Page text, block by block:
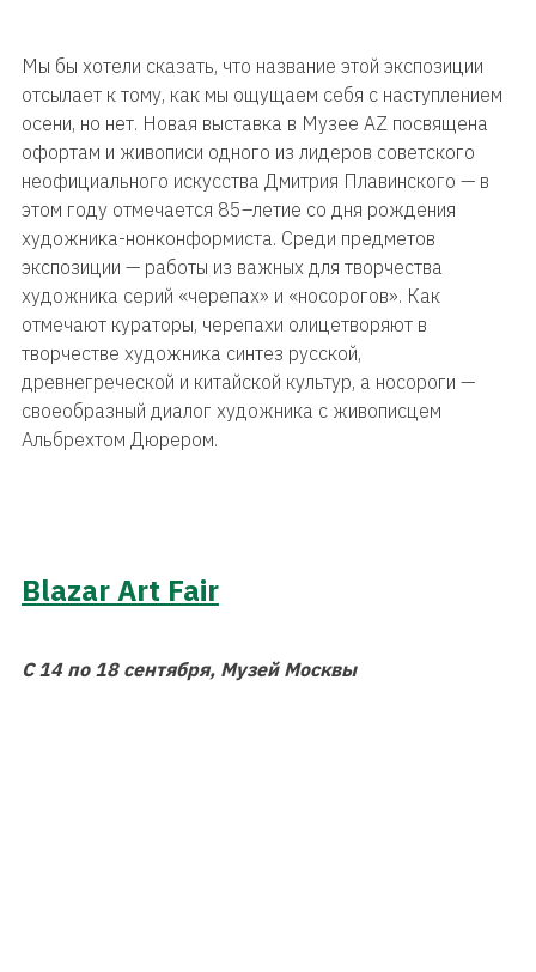
Мы бы хотели сказать, что название этой экспозиции
отсылает к тому, как мы ощущаем себя с наступлением
осени, но нет. Новая выставка в Музее AZ посвящена
офортам и живописи одного из лидеров советского
неофициального искусства Дмитрия Плавинского — в
этом году отмечается 85–летие со дня рождения
художника-нонконформиста. Среди предметов
экспозиции — работы из важных для творчества
художника серий «черепах» и «носорогов». Как
отмечают кураторы, черепахи олицетворяют в
творчестве художника синтез русской,
древнегреческой и китайской культур, а носороги —
своеобразный диалог художника с живописцем
Альбрехтом Дюрером.
Blazar Art Fair
С 14 по 18 сентября, Музей Москвы